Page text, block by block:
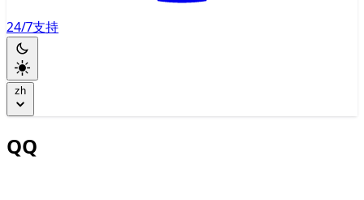
24/7支持
zh
QQ